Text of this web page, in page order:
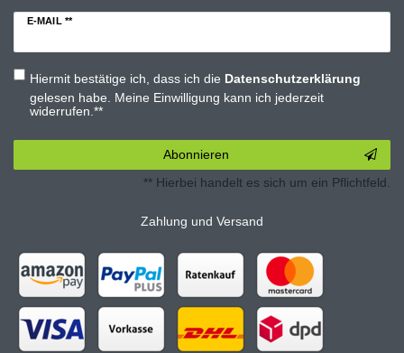
E-MAIL **
Hiermit bestätige ich, dass ich die Daten­schutz­erklärung
gelesen habe. Meine Einwilligung kann ich jederzeit
widerrufen.**
Abonnieren
** Hierbei handelt es sich um ein Pflichtfeld.
Zahlung und Versand